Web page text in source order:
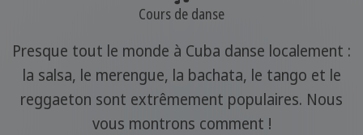
Cours de danse
Presque tout le monde à Cuba danse localement :
la salsa, le merengue, la bachata, le tango et le
reggaeton sont extrêmement populaires. Nous
vous montrons comment !